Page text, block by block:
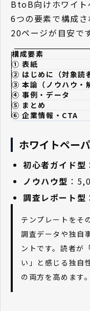
BtoB向けホワイト
6つの要素で構成
20ページが目安です
構成要素
① 表紙
② はじめに（対象読
③ 本論（ノウハウ・
④ 事例・データ
⑤ まとめ
⑥ 企業情報・CTA
ホワイトペー
初心者ガイド型
ノウハウ型 ：
調査レポート型
テンプレートをそ
調査データや独自
ントです。読者が
い」と感じる独自
の両方を高めます。